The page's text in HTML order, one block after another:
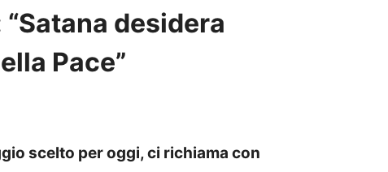
desidera
Pace”
scelto per oggi, ci richiama con